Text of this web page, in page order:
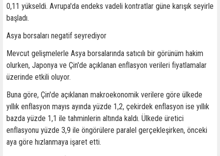
0,11 yükseldi. Avrupa'da endeks vadeli kontratlar güne karışık seyirle
başladı.
Asya borsaları negatif seyrediyor
Mevcut gelişmelerle Asya borsalarında satıcılı bir görünüm hakim
olurken, Japonya ve Çin'de açıklanan enflasyon verileri fiyatlamalar
üzerinde etkili oluyor.
Buna göre, Çin'de açıklanan makroekonomik verilere göre ülkede
yıllık enflasyon mayıs ayında yüzde 1,2, çekirdek enflasyon ise yıllık
bazda yüzde 1,1 ile tahminlerin altında kaldı. Ülkede üretici
enflasyonu yüzde 3,9 ile öngörülere paralel gerçekleşirken, önceki
aya göre hızlanmaya işaret etti.